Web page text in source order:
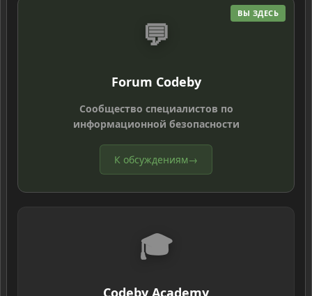
ВЫ ЗДЕСЬ
💬
Forum Codeby
Сообщество специалистов по
информационной безопасности
К обсуждениям→
🎓
Codeby Academy